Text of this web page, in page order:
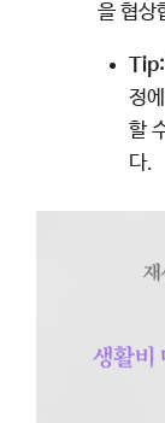
을 협상
Tip:
정
할
다.